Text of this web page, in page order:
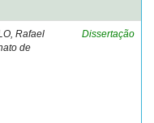
Rafael
de
Dissertação